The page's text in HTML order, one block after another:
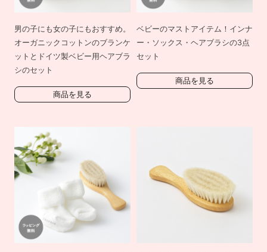
男の子にも女の子にもおすすめ。
オーガニックコットンのブランケ
ットとドイツ製ベビー用ヘアブラ
シのセット
商品を見る
ベビーのマストアイテム！インナ
ー・ソックス・ヘアブラシの3点
セット
商品を見る